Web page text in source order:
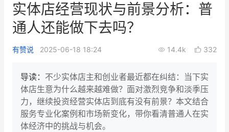
新零售大会 新零售茶会
增长产品指南
智库 产品场景库
实体店经营现状与前景分析：普
通人还能做下去吗？
有赞说 2025-06-18 18:24 14.4k 332
导读： 不少实体店主和创业者最近都在纠结：当下实
体店生意为什么越来越难做？面对激烈竞争和淡季压
力，继续投资经营实体店到底有没有前景？本文结合
服务专业化案例和市场新变化，带你看清普通人在实
体经济中的挑战与机会。